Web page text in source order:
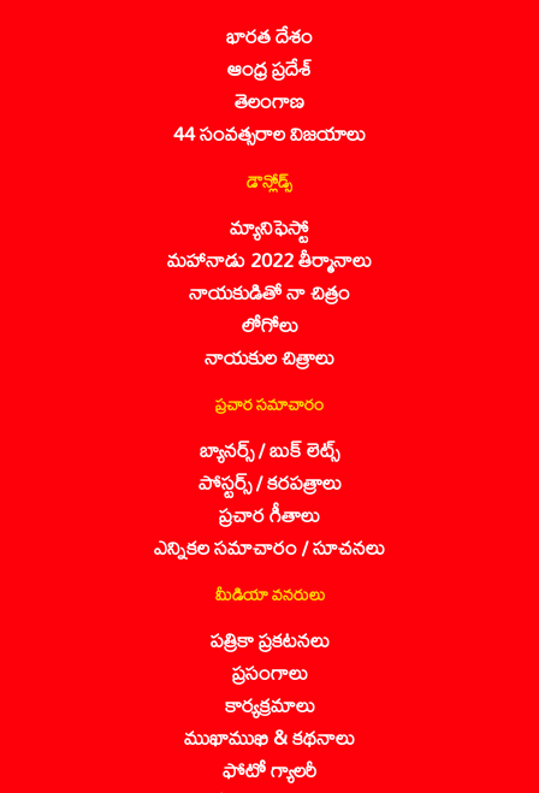
భారత దేశం
ఆంధ్ర ప్రదేశ్
తెలంగాణ
44 సంవత్సరాల విజయాలు
డౌన్లోడ్స్
మ్యానిఫెస్టో
మహానాడు 2022 తీర్మానాలు
నాయకుడితో నా చిత్రం
లోగోలు
నాయకుల చిత్రాలు
ప్రచార సమాచారం
బ్యానర్స్ / బుక్ లెట్స్
పోస్టర్స్ / కరపత్రాలు
ప్రచార గీతాలు
ఎన్నికల సమాచారం / సూచనలు
మీడియా వనరులు
పత్రికా ప్రకటనలు
ప్రసంగాలు
కార్యక్రమాలు
ముఖాముఖి & కథనాలు
ఫోటో గ్యాలరీ